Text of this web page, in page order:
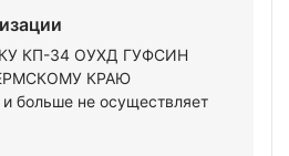
КП-34 ОУХД ГУФСИН
КРАЮ
больше не осуществляет